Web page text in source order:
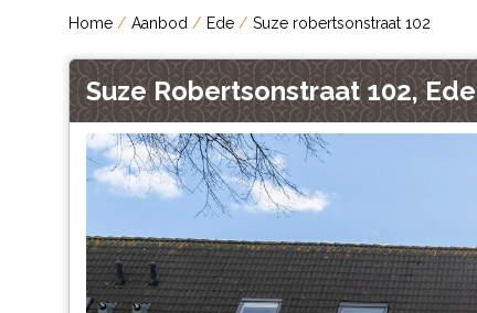
Home Aanbod Ede Suze robertsonstraat 102
Suze Robertsonstraat 102, Ede